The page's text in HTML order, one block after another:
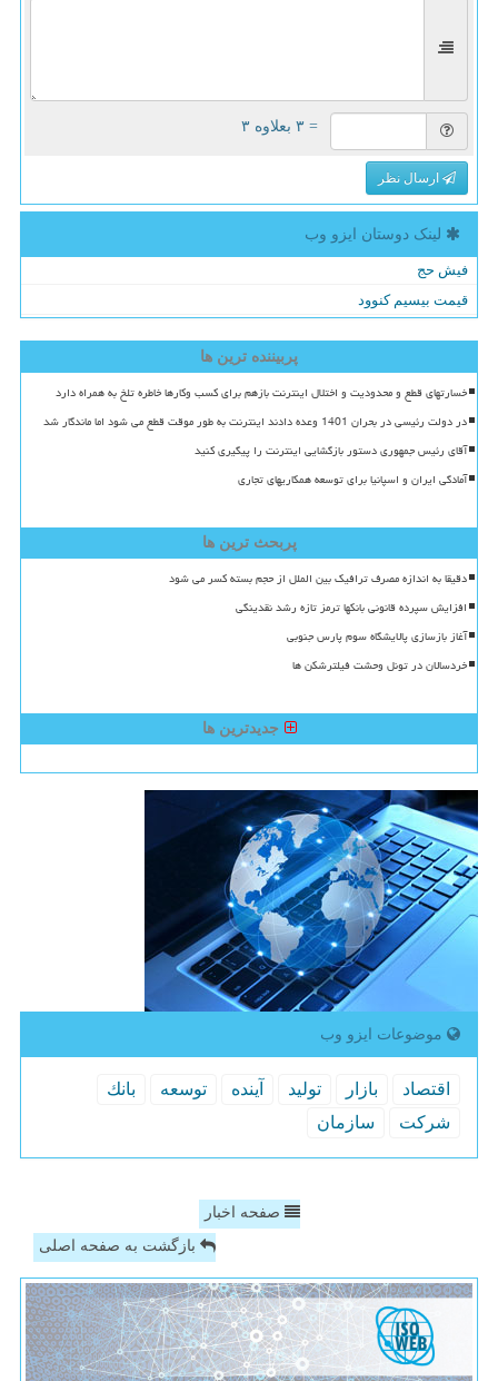
= ۳ بعلاوه ۳
ارسال نظر
لینک دوستان ایزو وب
فیش حج
قیمت بیسیم کنوود
پربیننده ترین ها
خسارتهای قطع و محدودیت و اختلال اینترنت بازهم برای کسب وکارها خاطره تلخ به همراه دارد
در دولت رئیسی در بحران 1401 وعده دادند اینترنت به طور موقت قطع می شود اما ماندگار شد
آقای رئیس جمهوری دستور بازگشایی اینترنت را پیگیری کنید
آمادگی ایران و اسپانیا برای توسعه همکاریهای تجاری
پربحث ترین ها
دقیقا به اندازه مصرف ترافیک بین الملل از حجم بسته کسر می شود
افزایش سپرده قانونی بانکها ترمز تازه رشد نقدینگی
آغاز بازسازی پالایشگاه سوم پارس جنوبی
خردسالان در تونل وحشت فیلترشکن ها
جدیدترین ها
موضوعات ایزو وب
اقتصاد بازار تولید آینده توسعه
بانك
شركت
سازمان
صفحه اخبار
بازگشت به صفحه اصلی